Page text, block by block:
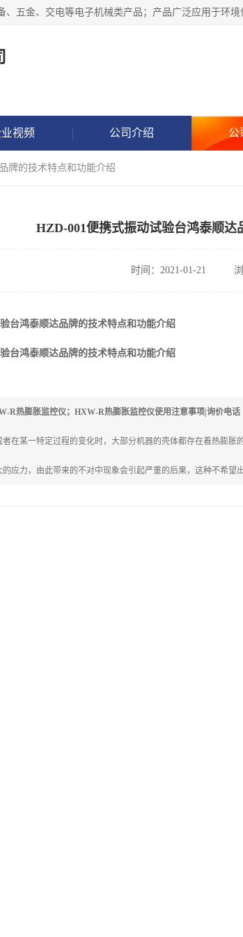
视频 公司介绍 公
牌的技术特点和功能介绍
HZD-001便携式振动试验台鸿泰顺达
时间：2021-01-21
台鸿泰顺达品牌的技术特点和功能介绍
台鸿泰顺达品牌的技术特点和功能介绍
R热膨胀监控仪；HXW-R热膨胀监控仪使用注意事项|询价电话
在某一特定过程的变化时，大部分机器的壳体都存在着热膨
应力，由此带来的不对中现象会引起严重的后果，这种不希望